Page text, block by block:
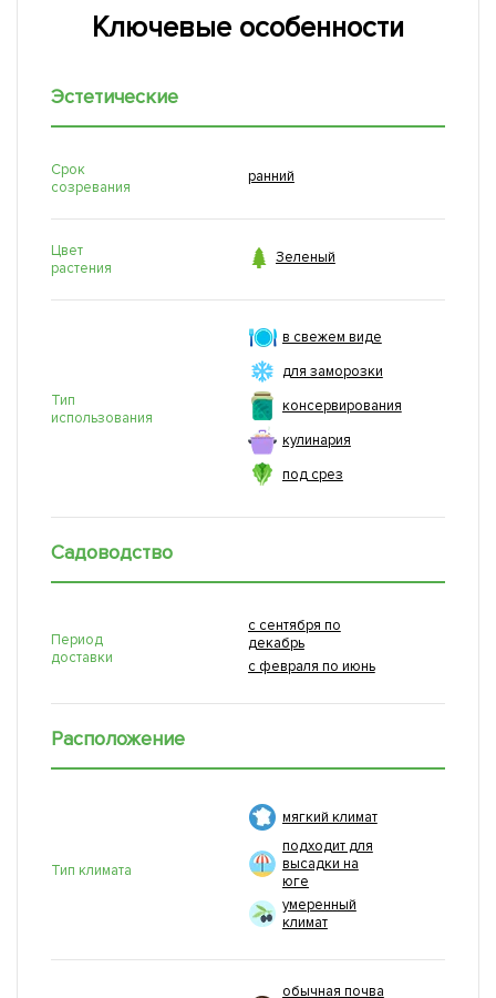
Ключевые особенности
Эстетические
Срок
созревания
ранний
Цвет
растения
 Зеленый
Тип
использования
в свежем виде
для заморозки
консервирования
кулинария
под срез
Садоводство
Период
доставки
с сентября по
декабрь
с февраля по июнь
Расположение
Тип климата
мягкий климат
подходит для
высадки на
юге
умеренный
климат
обычная почва